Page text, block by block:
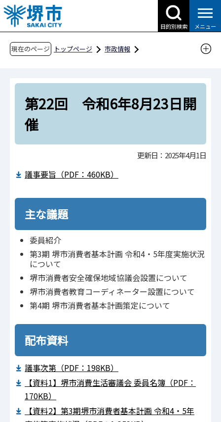
こ
の
ペ
目的別検索 メニュー
現在のページ トップページ
市政情報
市民人権局
市民生活部
堺市消費生活審議会
第22回 令和6年8月23日開催
第22回 令和6年8月23日開
催
更新日：2025年4月1日
議事要旨（PDF：460KB）
主な議題
委員紹介
第3期 堺市消費者基本計画 令和4・5年度実施状況
について
堺市消費者安全確保地域協議会設置について
堺市消費者教育コーディネーター設置について
第4期 堺市消費者基本計画策定について
配布資料
議事次第（PDF：198KB）
【資料1】堺市消費生活審議会 委員名簿（PDF：
170KB）
【資料2】第3期堺市消費者基本計画 令和4・5年